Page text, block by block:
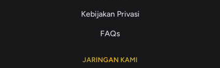
Kebijakan Privasi
FAQs
JARINGAN KAMI